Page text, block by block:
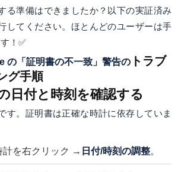
る準備はできましたか？以下の実証済み
してください。ほとんどのユーザーは手
！✅
の「証明書の不一致」警告の トラブ
グ手順
日付と時刻を確認する
す。証明書は正確な時計に依存していま
計を右クリック → 日付/時刻の調整。